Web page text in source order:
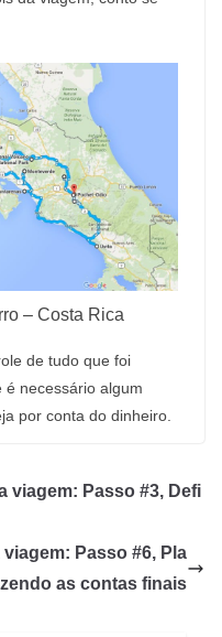
– Costa Rica
de tudo que foi
é necessário algum
por conta do dinheiro.
viagem: Passo #3, Defi
Passo #6, Pla
as contas finais